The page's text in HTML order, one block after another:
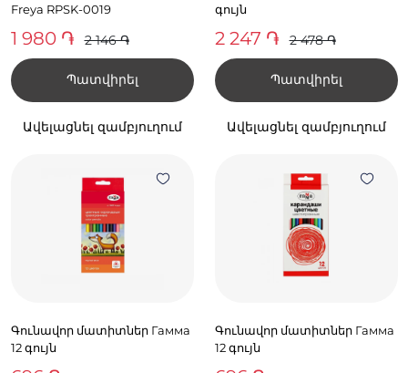
Freya RPSK-0019
1 980 ֏ 2 146 ֏
Պատվիրել
Ավելացնել զամբյուղում
գույն
2 247 ֏ 2 478 ֏
Պատվիրել
Ավելացնել զամբյուղում
Գունավոր մատիտներ Гамма
12 գույն
Գունավոր մատիտներ Гамма
12 գույն